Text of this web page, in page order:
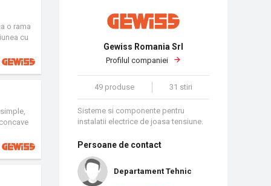
Gewiss Romania Srl
Profilul companiei
49 produse 31 stiri
Sisteme si componente pentru
instalatii electrice de joasa tensiune.
Persoane de contact
Departament Tehnic
o rama
cu